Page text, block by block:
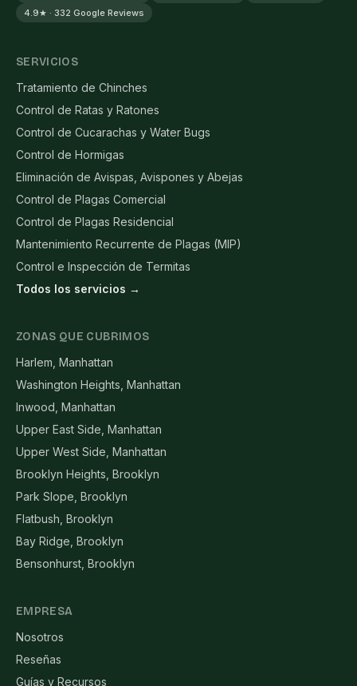
4.9★ · 332 Google Reviews
SERVICIOS
Tratamiento de Chinches
Control de Ratas y Ratones
Control de Cucarachas y Water Bugs
Control de Hormigas
Eliminación de Avispas, Avispones y Abejas
Control de Plagas Comercial
Control de Plagas Residencial
Mantenimiento Recurrente de Plagas (MIP)
Control e Inspección de Termitas
Todos los servicios →
ZONAS QUE CUBRIMOS
Harlem, Manhattan
Washington Heights, Manhattan
Inwood, Manhattan
Upper East Side, Manhattan
Upper West Side, Manhattan
Brooklyn Heights, Brooklyn
Park Slope, Brooklyn
Flatbush, Brooklyn
Bay Ridge, Brooklyn
Bensonhurst, Brooklyn
EMPRESA
Nosotros
Reseñas
Guías y Recursos